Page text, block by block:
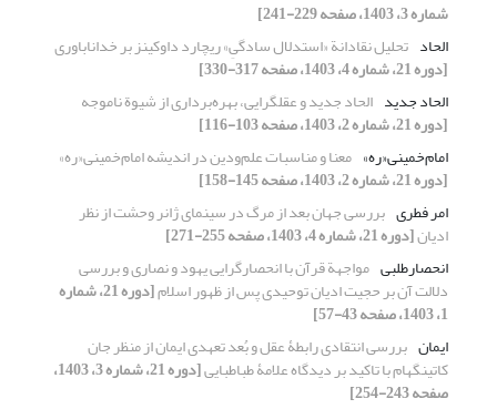
شماره 3، 1403، صفحه 229-241]
الحاد تحلیل نقادانة «استدلال سادگیِ» ریچارد داوکینز بر خداناباوری
[دوره 21، شماره 4، 1403، صفحه 317-330]
الحاد جدید الحاد جدید و عقل‏گرایی، بهره‌برداری از شیوة ناموجه
[دوره 21، شماره 2، 1403، صفحه 103-116]
امام‌خمینی«ره» معنا و مناسبات علم‌ودین در اندیشه امام‌خمینی«ره»
[دوره 21، شماره 2، 1403، صفحه 145-158]
امر فطری بررسی جهان بعد از مرگ در سینمای ژانر وحشت از نظر
ادیان[دوره 21، شماره 4، 1403، صفحه 255-271]
انحصارطلبی مواجهة قرآن با انحصارگرایی یهود و نصاری و بررسی
دلالت آن بر حجیت ادیان توحیدی پس از ظهور اسلام [دوره 21، شماره
1، 1403، صفحه 43-57]
ایمان بررسی انتقادی رابطۀ عقل و بُعد تعهدی ایمان از منظر جان
کاتینگهام با تاکید بر دیدگاه علامۀ طباطبایی [دوره 21، شماره 3، 1403،
صفحه 243-254]